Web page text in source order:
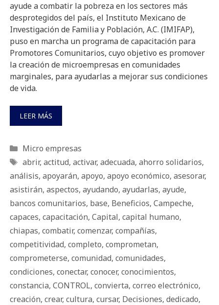
ayude a combatir la pobreza en los sectores más
desprotegidos del país, el Instituto Mexicano de
Investigación de Familia y Población, A.C. (IMIFAP),
puso en marcha un programa de capacitación para
Promotores Comunitarios, cuyo objetivo es promover
la creación de microempresas en comunidades
marginales, para ayudarlas a mejorar sus condiciones
de vida.
LEER MÁS
Categorías
Micro empresas
Etiquetas
abrir, actitud, activar, adecuada, ahorro solidarios,
análisis, apoyarán, apoyo, apoyo económico, asesorar,
asistirán, aspectos, ayudando, ayudarlas, ayude,
bancos comunitarios, base, Beneficios, Campeche,
capaces, capacitación, Capital, capital humano,
chiapas, combatir, comenzar, compañías,
competitividad, completo, comprometan,
comprometerse, comunidad, comunidades,
condiciones, conectar, conocer, conocimientos,
constancia, CONTROL, convierta, correo electrónico,
creación, crear, cultura, cursar, Decisiones, dedicado,